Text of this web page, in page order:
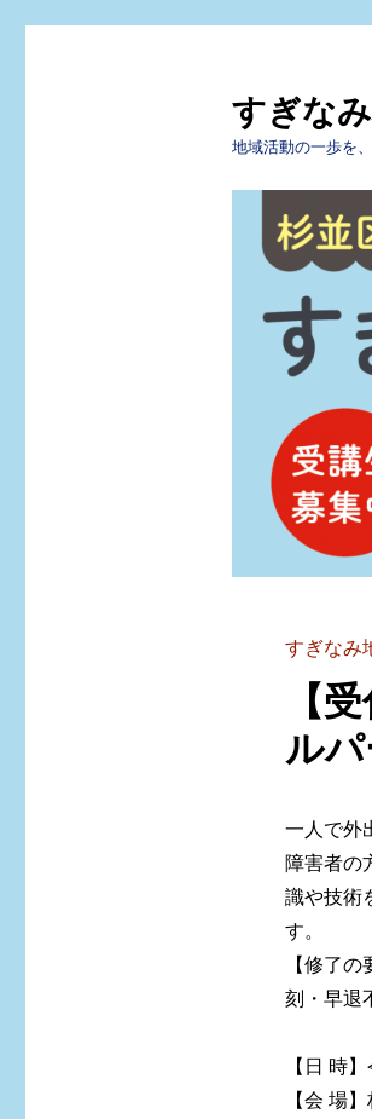
すぎな
地域活動の一歩を
すぎなみ
【
ル
一人で外
障害者の
識や技術
す。
【修了
刻・早退
【日 時
【会 場